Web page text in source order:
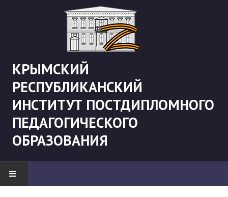
КРЫМСКИЙ
РЕСПУБЛИКАНСКИЙ
ИНСТИТУТ ПОСТДИПЛОМНОГО
ПЕДАГОГИЧЕСКОГО
ОБРАЗОВАНИЯ